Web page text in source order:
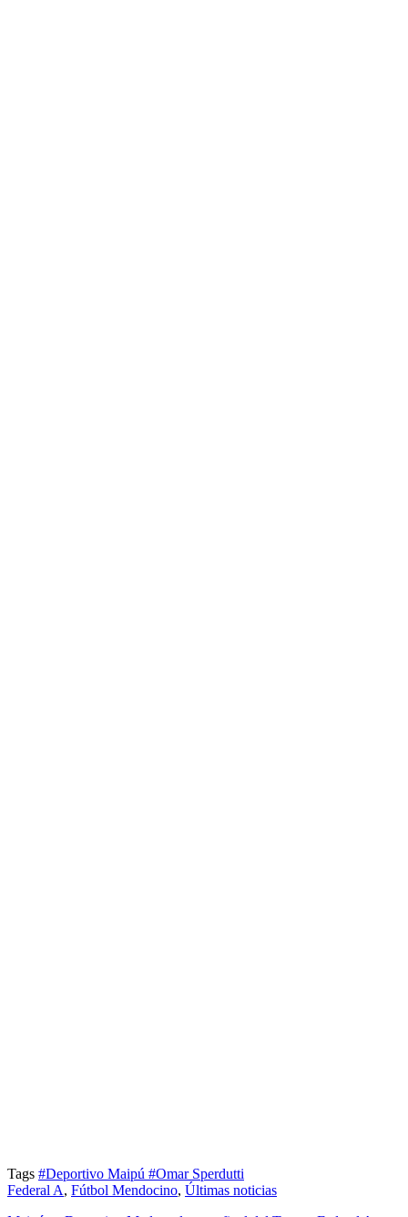
Tags #Deportivo Maipú #Omar Sperdutti
Federal A, Fútbol Mendocino, Últimas noticias